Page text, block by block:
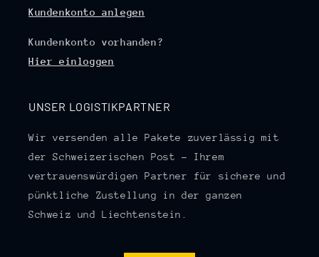
Kundenkonto anlegen
Kundenkonto vorhanden?
Hier einloggen
UNSER LOGISTIKPARTNER
Wir versenden alle Pakete zuverlässig mit
der Schweizerischen Post – Ihrem
vertrauenswürdigen Partner für sichere und
pünktliche Zustellung in der ganzen
Schweiz und Liechtenstein.